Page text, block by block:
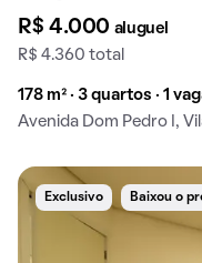
R$ 4.000 aluguel
R$ 4.360 total
178 m² · 3 quartos · 1
Avenida Dom Pedro I,
Exclusivo Baixou o